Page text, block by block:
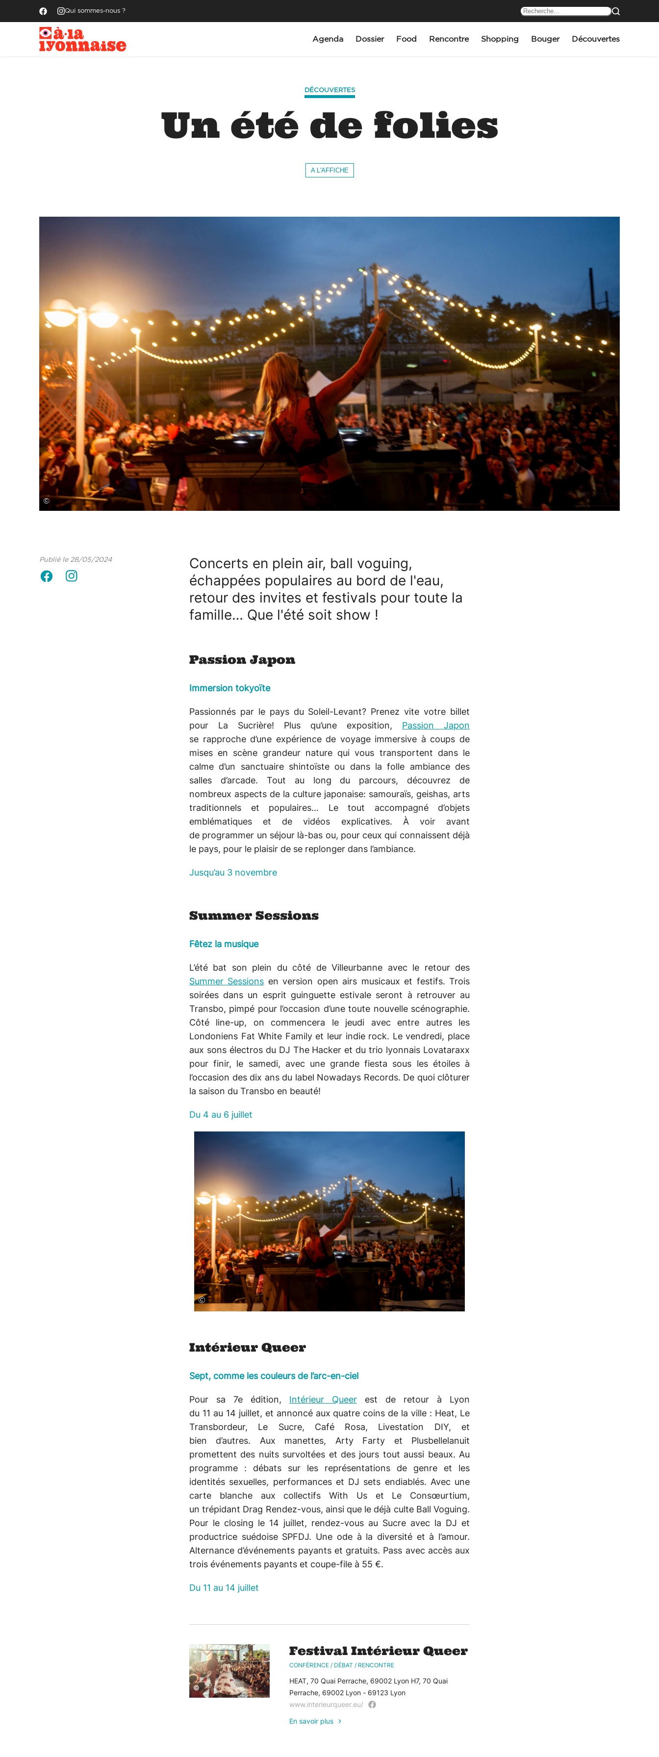
Qui sommes-nous ?
Agenda Dossier Food Rencontre Shopping Bouger Découvertes
DÉCOUVERTES
Un été de folies
A L'AFFICHE
©
Publié le 28/05/2024
Concerts en plein air, ball voguing,
échappées populaires au bord de l'eau,
retour des invites et festivals pour toute la
famille… Que l'été soit show !
Passion Japon
Immersion tokyoïte
Passionnés par le pays du Soleil-Levant? Prenez vite votre billet
pour La Sucrière! Plus qu’une exposition, Passion Japon
se rapproche d’une expérience de voyage immersive à coups de
mises en scène grandeur nature qui vous transportent dans le
calme d’un sanctuaire shintoïste ou dans la folle ambiance des
salles d’arcade. Tout au long du parcours, découvrez de
nombreux aspects de la culture japonaise: samouraïs, geishas, arts
traditionnels et populaires… Le tout accompagné d’objets
emblématiques et de vidéos explicatives. À voir avant
de programmer un séjour là-bas ou, pour ceux qui connaissent déjà
le pays, pour le plaisir de se replonger dans l’ambiance.
Jusqu’au 3 novembre
Summer Sessions
Fêtez la musique
L’été bat son plein du côté de Villeurbanne avec le retour des
Summer Sessions en version open airs musicaux et festifs. Trois
soirées dans un esprit guinguette estivale seront à retrouver au
Transbo, pimpé pour l’occasion d’une toute nouvelle scénographie.
Côté line-up, on commencera le jeudi avec entre autres les
Londoniens Fat White Family et leur indie rock. Le vendredi, place
aux sons électros du DJ The Hacker et du trio lyonnais Lovataraxx
pour finir, le samedi, avec une grande fiesta sous les étoiles à
l’occasion des dix ans du label Nowadays Records. De quoi clôturer
la saison du Transbo en beauté!
Du 4 au 6 juillet
©
Intérieur Queer
Sept, comme les couleurs de l’arc-en-ciel
Pour sa 7e édition, Intérieur Queer est de retour à Lyon
du 11 au 14 juillet, et annoncé aux quatre coins de la ville : Heat, Le
Transbordeur, Le Sucre, Café Rosa, Livestation DIY, et
bien d’autres. Aux manettes, Arty Farty et Plusbellelanuit
promettent des nuits survoltées et des jours tout aussi beaux. Au
programme : débats sur les représentations de genre et les
identités sexuelles, performances et DJ sets endiablés. Avec une
carte blanche aux collectifs With Us et Le Consœurtium,
un trépidant Drag Rendez-vous, ainsi que le déjà culte Ball Voguing.
Pour le closing le 14 juillet, rendez-vous au Sucre avec la DJ et
productrice suédoise SPFDJ. Une ode à la diversité et à l’amour.
Alternance d’événements payants et gratuits. Pass avec accès aux
trois événements payants et coupe-file à 55 €.
Du 11 au 14 juillet
©
Festival Intérieur Queer
CONFÉRENCE / DÉBAT / RENCONTRE
HEAT, 70 Quai Perrache, 69002 Lyon H7, 70 Quai
Perrache, 69002 Lyon - 69123 Lyon
www.interieurqueer.eu/
En savoir plus